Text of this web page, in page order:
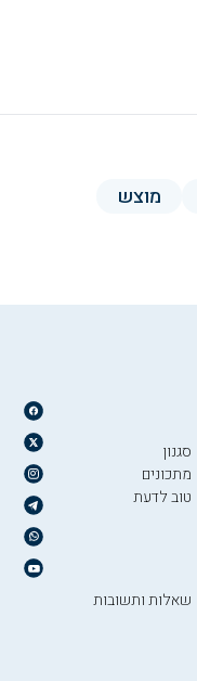
מוצש
סגנון
מתכונים
טוב לדעת
שאלות ותשובות